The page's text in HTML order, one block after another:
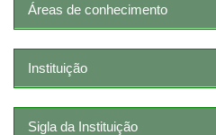
Áreas de conhecimento
Instituição
Sigla da Instituição